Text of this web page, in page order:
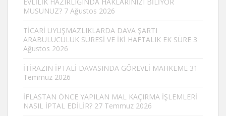
MUSUNUZ? 7 Ağustos 2026
TİCARİ UYUŞMAZLIKLARDA DAVA ŞARTI
ARABULUCULUK SÜRESİ VE İKİ HAFTALIK EK SÜRE 3
Ağustos 2026
İTİRAZIN İPTALİ DAVASINDA GÖREVLİ MAHKEME 31
Temmuz 2026
İFLASTAN ÖNCE YAPILAN MAL KAÇIRMA İŞLEMLERİ
NASIL İPTAL EDİLİR? 27 Temmuz 2026